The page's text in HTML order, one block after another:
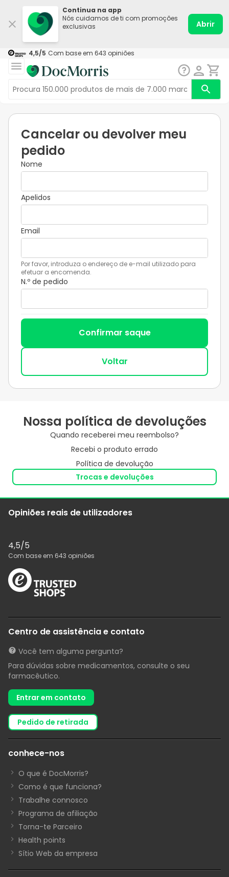
Continua na app
Nós cuidamos de ti com promoções
exclusivas
Abrir
4,5/5 Com base em 643 opiniões
Cancelar ou devolver meu
pedido
Nome
Apelidos
Email
Por favor, introduza o endereço de e-mail utilizado para
efetuar a encomenda.
N.º de pedido
Confirmar saque
Voltar
Nossa política de devoluções
Quando receberei meu reembolso?
Recebi o produto errado
Política de devolução
Trocas e devoluções
Opiniões reais de utilizadores
4,5/5
Com base em 643 opiniões
Centro de assistência e contato
Você tem alguma pergunta?
Para dúvidas sobre medicamentos, consulte o seu
farmacêutico.
Entrar em contato
pedido de retirada
conhece-nos
O que é DocMorris?
Como é que funciona?
Trabalhe connosco
Programa de afiliação
Torna-te Parceiro
Health points
Sítio Web da empresa